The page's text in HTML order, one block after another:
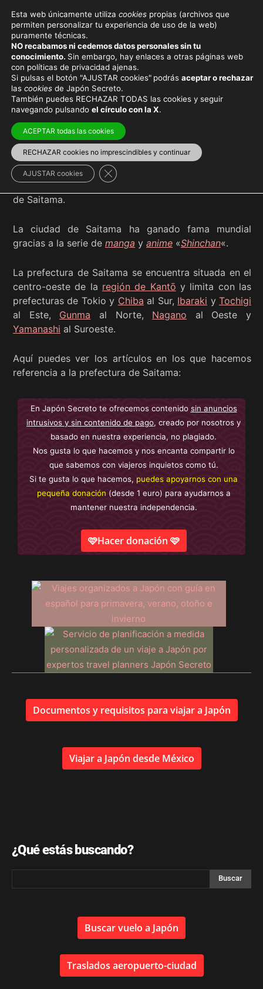
SAITAMA
Viaja con el mejor seguro y
Saitama(埼玉県) es una prefectura de Japón que se
encuentra al norte de
de Saitama.
La ciudad de Saitama ha ganado fama mundial
gracias a la serie de manga y anime «Shinchan«.
La prefectura de Saitama se encuentra situada en el
centro-oeste de la región de Kantō y limita con las
prefecturas de Tokio y Chiba al Sur, Ibaraki yTochigi
al Este, Gunma al Norte, Nagano al Oeste y
Yamanashi al Suroeste.
Aquí puedes ver los artículos en los que hacemos
referencia a la prefectura de Saitama:
En Japón Secreto te ofrecemos contenido sin anuncios
intrusivos y sin contenido de pago, creado por nosotros y
basado en nuestra experiencia, no plagiado.
Nos gusta lo que hacemos y nos encanta compartir lo
que sabemos con viajeros inquietos como tú.
Si te gusta lo que hacemos, puedes apoyarnos con una
pequeña donación (desde 1 euro) para ayudarnos a
mantener nuestra independencia.
🩷Hacer donación 🩷
Documentos y requisitos para viajar a Japón
Viajar a Japón desde México
¿Qué estás buscando?
Buscar vuelo a Japón
Traslados aeropuerto-ciudad
Esta web únicamente utiliza cookies propias (archivos que
permiten personalizar tu experiencia de uso de la web)
puramente técnicas.
NO recabamos ni cedemos datos personales sin tu
conocimiento. Sin embargo, hay enlaces a otras páginas web
con políticas de privacidad ajenas.
Si pulsas el botón "AJUSTAR cookies" podrás aceptar o rechazar
las cookies de Japón Secreto.
También puedes RECHAZAR TODAS las cookies y seguir
navegando pulsando el círculo con la X.
ACEPTAR todas las cookies
RECHAZAR cookies no imprescindibles y continuar
AJUSTAR cookies Cerrar el banner de cookies RGPD